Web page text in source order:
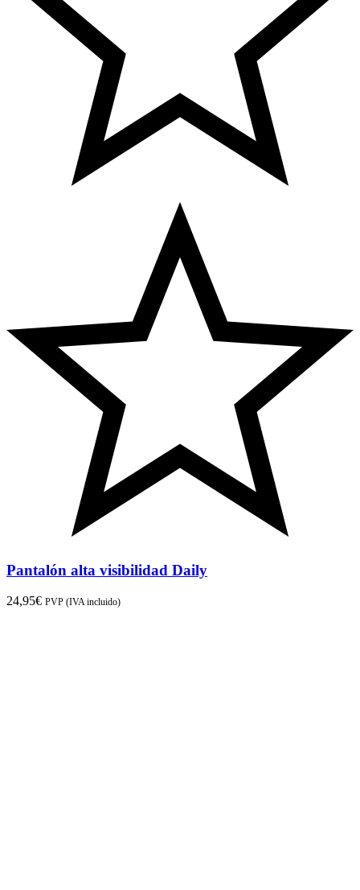
Pantalón alta visibilidad Daily
24,95€ PVP (IVA incluido)